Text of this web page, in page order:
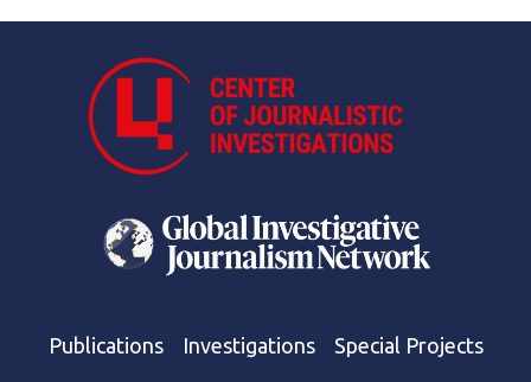
Publications Investigations Special Projects